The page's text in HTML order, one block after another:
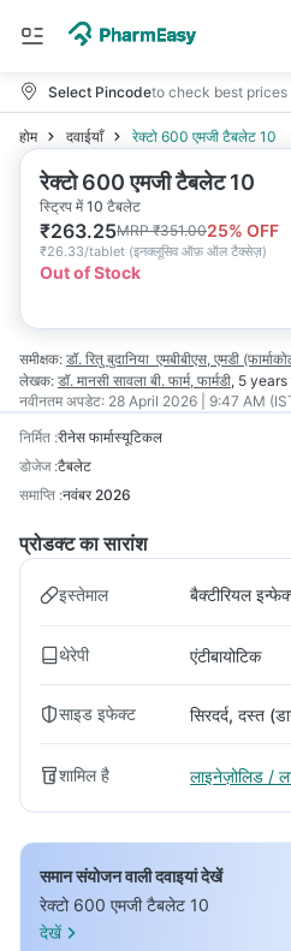
Select Pincodeto check best
होम दवाईयाँ रेक्टो 600 एमजी टैबलेट 10
रेक्टो 600 एमजी टैबलेट 10
स्ट्रिप में 10 टैबलेट
₹263.25MRP₹351.0025% OFF
₹26.33/tablet (इनक्लूसिव ऑफ़ ऑल टैक्सेज़)
Out of Stock
समीक्षक: डॉ. रितु बुदानिया एमबीबीएस, एमडी
लेखक: डॉ. मानसी सावला बी. फार्म, फार्मडी, 5 years
नवीनतम अपडेट: 28 April 2026 | 9:47 AM
निर्मित :रीनेस फार्मास्यूटिकल
डोजेज :टैबलेट
समाप्ति :नवंबर 2026
प्रोडक्ट का सारांश
इस्तेमाल बैक्टीरियल
थेरेपी एंटीबायोटिक
साइड इफेक्ट सिरदर्द, दस्त
शामिल है लाइनेज़ोलिड /
समान संयोजन वाली दवाइयां देखें
रेक्टो 600 एमजी टैबलेट 10
देखें